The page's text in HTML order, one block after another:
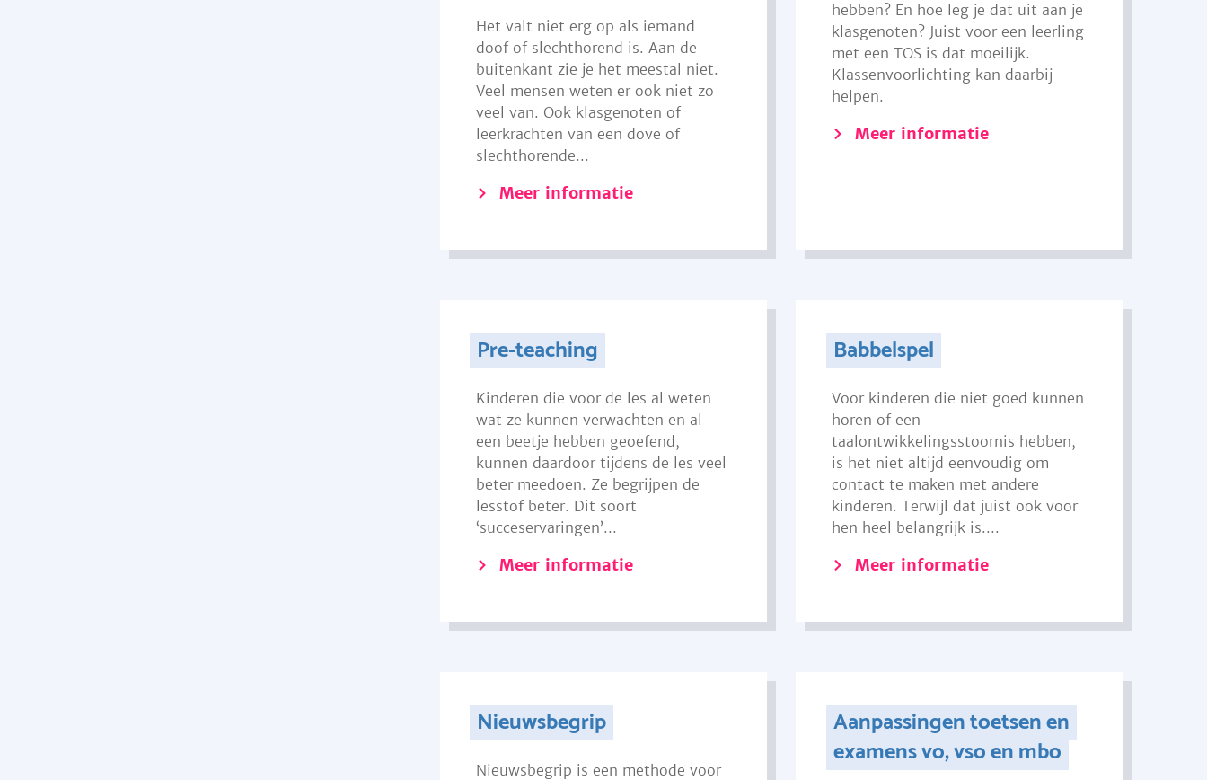
Het valt niet erg op als iemand
doof of slechthorend is. Aan de
buitenkant zie je het meestal niet.
Veel mensen weten er ook niet zo
veel van. Ook klasgenoten of
leerkrachten van een dove of
slechthorende...
Meer informatie
hebben? En hoe leg je dat uit aan je
klasgenoten? Juist voor een leerling
met een TOS is dat moeilijk.
Klassenvoorlichting kan daarbij
helpen.
Meer informatie
Pre-teaching
Kinderen die voor de les al weten
wat ze kunnen verwachten en al
een beetje hebben geoefend,
kunnen daardoor tijdens de les veel
beter meedoen. Ze begrijpen de
lesstof beter. Dit soort
‘succeservaringen’...
Meer informatie
Babbelspel
Voor kinderen die niet goed kunnen
horen of een
taalontwikkelingsstoornis hebben,
is het niet altijd eenvoudig om
contact te maken met andere
kinderen. Terwijl dat juist ook voor
hen heel belangrijk is....
Meer informatie
Nieuwsbegrip
Nieuwsbegrip is een methode voor
Aanpassingen toetsen en
examens vo, vso en mbo